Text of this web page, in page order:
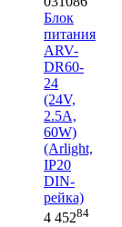
Блок
питания
ARV-
DR60-
24
(24V,
2.5A,
60W)
(Arlight,
IP20
DIN-
рейка)
4 45284